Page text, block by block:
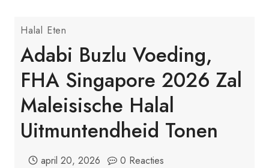
Halal Eten
Adabi Buzlu Voeding,
FHA Singapore 2026 Zal
Maleisische Halal
Uitmuntendheid Tonen
april 20, 2026 0 Reacties